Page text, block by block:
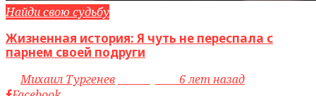
Найди свою судьбу
Жизненная история: Я чуть не переспала с
парнем своей подруги
byМихаил Тургенев
6 лет назад